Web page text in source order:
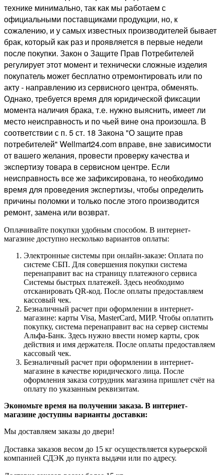
технике минимально, так как мы работаем с
официальными поставщиками продукции, но, к
сожалению, и у самых известных производителей бывает
брак, который как раз и проявляется в первые недели
после покупки. Закон о Защите Прав Потребителей
регулирует этот момент и технически сложные изделия
покупатель может бесплатно отремонтировать или по
акту - направлению из сервисного центра, обменять.
Однако, требуется время для юридической фиксации
момента наличия брака, т.е. нужно выяснить, имеет ли
место неисправность и по чьей вине она произошла. В
соответствии с п. 5 ст. 18 Закона "О защите прав
потребителей" Wellmart24.com вправе, вне зависимости
от вашего желания, провести проверку качества и
экспертизу товара в сервисном центре. Если
неисправность все же зафиксирована, то необходимо
время для проведения экспертизы, чтобы определить
причины поломки и только после этого производится
ремонт, замена или возврат.
Оплачивайте покупки удобным способом. В интернет-
магазине доступно несколько вариантов оплаты:
Электронные системы при онлайн-заказе: Оплата по
системе СБП. Для совершения покупки система
перенаправит вас на страницу платежного сервиса
Системы быстрых платежей. Здесь необходимо
отсканировать QR-код. После оплаты предоставляем
кассовый чек.
Безналичный расчет при оформлении в интернет-
магазине: карты Visa, MasterCard, МИР. Чтобы оплатить
покупку, система перенаправит вас на сервер системы
Альфа-Банк. Здесь нужно ввести номер карты, срок
действия и имя держателя. После оплаты предоставляем
кассовый чек.
Безналичный расчет при оформлении в интернет-
магазине в качестве юридического лица. После
оформления заказа сотрудник магазина пришлет счёт на
оплату по указанным реквизитам.
Экономьте время на получении заказа. В интернет-
магазине доступны варианты доставки:
Мы доставляем заказы до двери!
Доставка заказов весом до 15 кг осуществляется курьерской
компанией СДЭК до пункта выдачи или по адресу.